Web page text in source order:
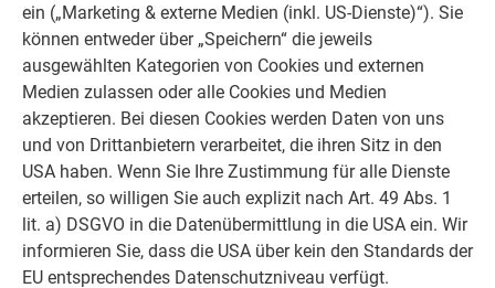
ein („Marketing & externe Medien (inkl. US-Dienste)“). Sie
können entweder über „Speichern“ die jeweils
ausgewählten Kategorien von Cookies und externen
Medien zulassen oder alle Cookies und Medien
akzeptieren. Bei diesen Cookies werden Daten von uns
und von Drittanbietern verarbeitet, die ihren Sitz in den
USA haben. Wenn Sie Ihre Zustimmung für alle Dienste
erteilen, so willigen Sie auch explizit nach Art. 49 Abs. 1
lit. a) DSGVO in die Datenübermittlung in die USA ein. Wir
informieren Sie, dass die USA über kein den Standards der
EU entsprechendes Datenschutzniveau verfügt.
ERFAHRUNGSBERICHTE LESEN
PREFA SANIERUNGSGALERIE
OBJEKTE VOR UND NACH DER SANIERUNG